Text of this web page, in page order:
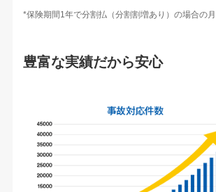
保険期間1年で分割払（分割割増あり）の場合の月
豊富な実績だから安心